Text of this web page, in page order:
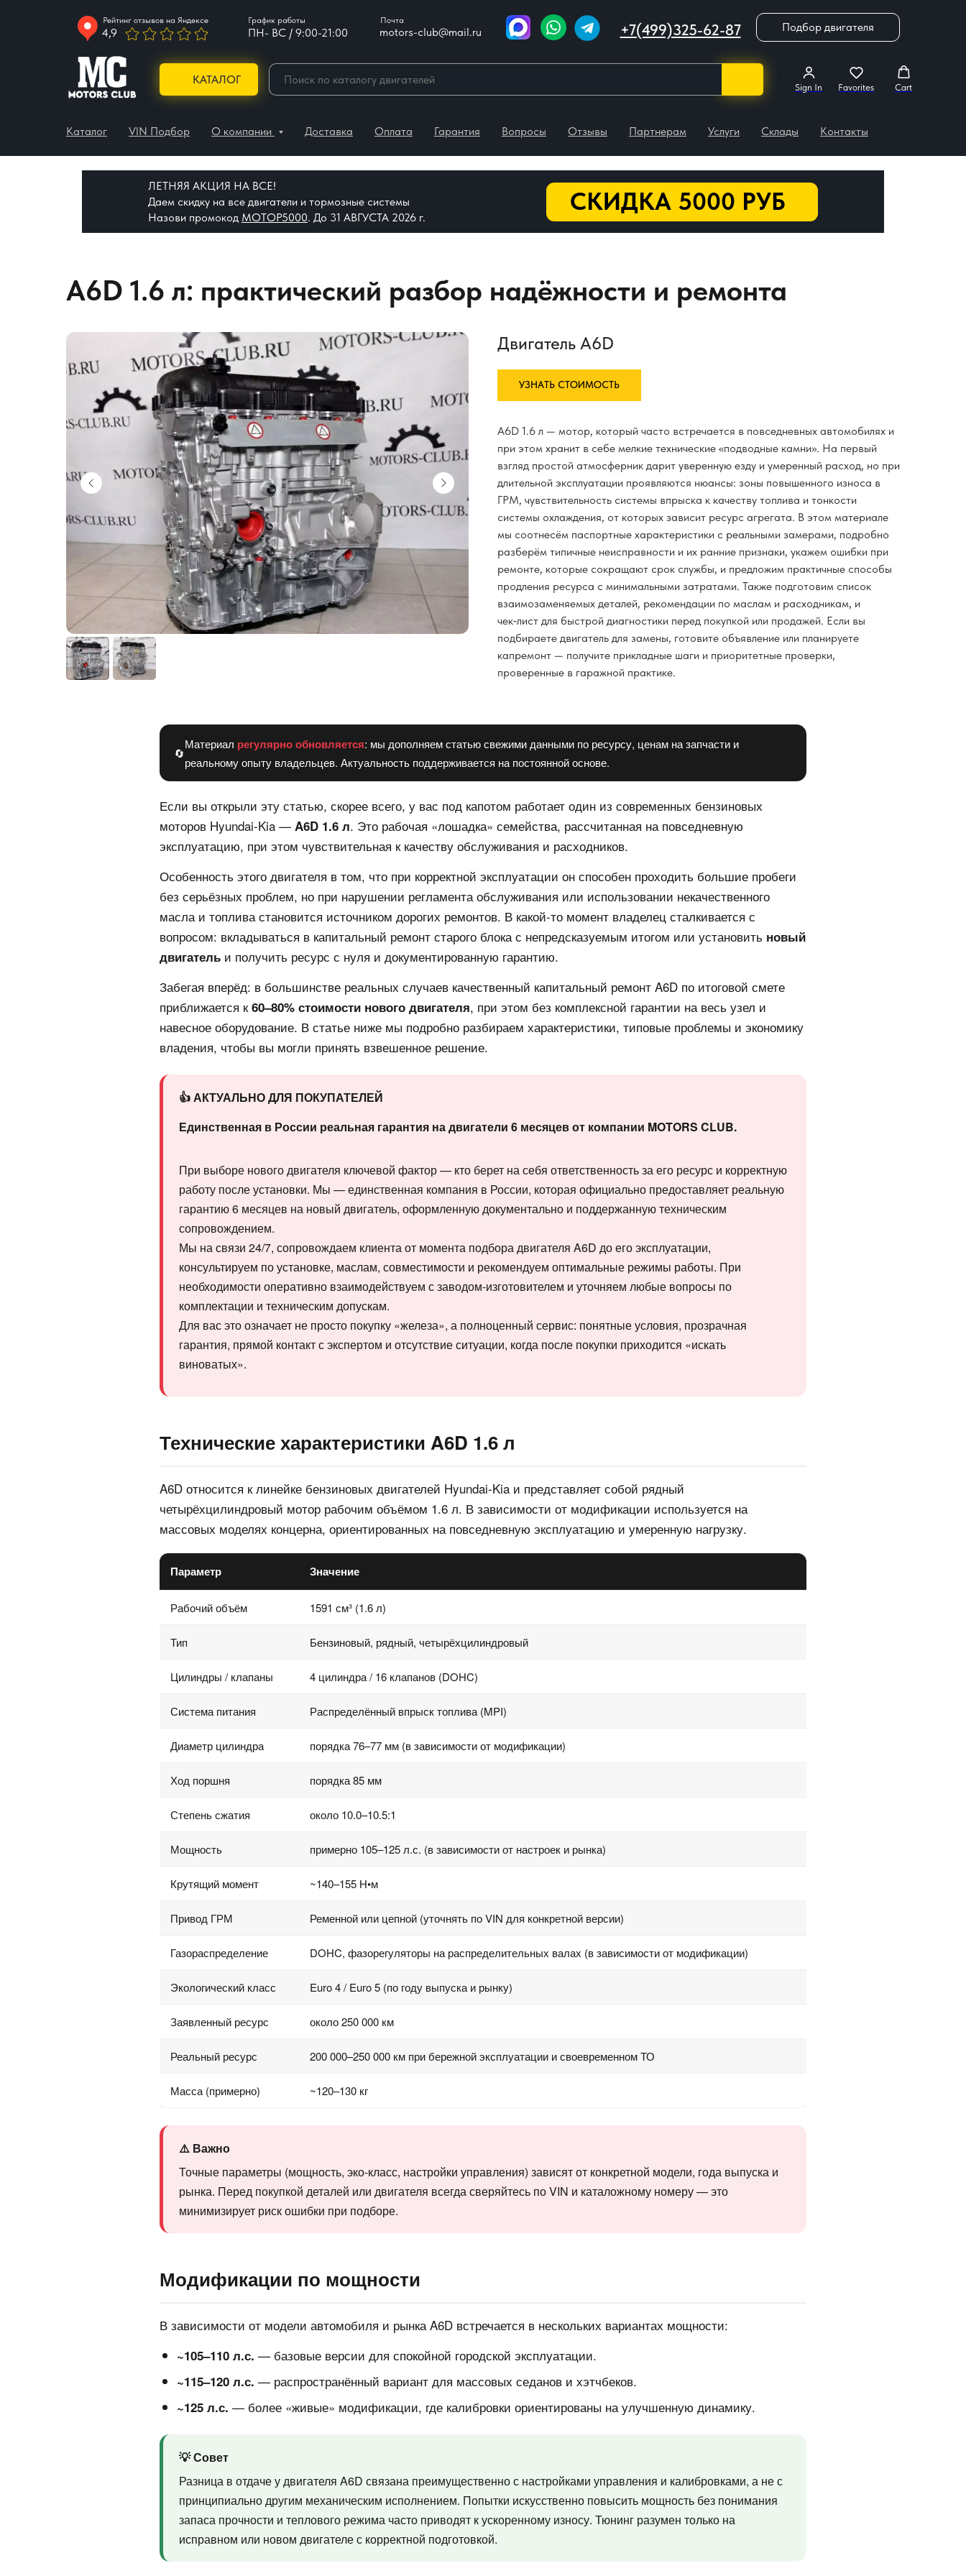
+7(499)325-62-87
ПН- ВС / 9:00-21:00
Почта
Рейтинг отзывов на Яндексе График работы
motors-club@mail.ru
4,9 Подбор двигателя
КАТАЛОГ
Sign In Favorites Cart
Каталог VIN Подбор О компании Доставка Оплата Гарантия Вопросы Отзывы Партнерам Услуги Склады Контакты
СКИДКА 5000 РУБ
ЛЕТНЯЯ АКЦИЯ НА ВСЕ!
Даем скидку на все двигатели и тормозные системы
Назови промокод МОТОР5000. До 31 АВГУСТА 2026 г.
A6D 1.6 л: практический разбор надёжности и ремонта
Двигатель A6D
УЗНАТЬ СТОИМОСТЬ
A6D 1.6 л — мотор, который часто встречается в повседневных автомобилях и
при этом хранит в себе мелкие технические «подводные камни». На первый
взгляд простой атмосферник дарит уверенную езду и умеренный расход, но при
длительной эксплуатации проявляются нюансы: зоны повышенного износа в
ГРМ, чувствительность системы впрыска к качеству топлива и тонкости
системы охлаждения, от которых зависит ресурс агрегата. В этом материале
мы соотнесём паспортные характеристики с реальными замерами, подробно
разберём типичные неисправности и их ранние признаки, укажем ошибки при
ремонте, которые сокращают срок службы, и предложим практичные способы
продления ресурса с минимальными затратами. Также подготовим список
взаимозаменяемых деталей, рекомендации по маслам и расходникам, и
чек‑лист для быстрой диагностики перед покупкой или продажей. Если вы
подбираете двигатель для замены, готовите объявление или планируете
капремонт — получите прикладные шаги и приоритетные проверки,
проверенные в гаражной практике.
🔄
Материал регулярно обновляется: мы дополняем статью свежими данными по ресурсу, ценам на запчасти и
реальному опыту владельцев. Актуальность поддерживается на постоянной основе.
Если вы открыли эту статью, скорее всего, у вас под капотом работает один из современных бензиновых
моторов Hyundai-Kia — A6D 1.6 л. Это рабочая «лошадка» семейства, рассчитанная на повседневную
эксплуатацию, при этом чувствительная к качеству обслуживания и расходников.
Особенность этого двигателя в том, что при корректной эксплуатации он способен проходить большие пробеги
без серьёзных проблем, но при нарушении регламента обслуживания или использовании некачественного
масла и топлива становится источником дорогих ремонтов. В какой-то момент владелец сталкивается с
вопросом: вкладываться в капитальный ремонт старого блока с непредсказуемым итогом или установить новый
двигатель и получить ресурс с нуля и документированную гарантию.
Забегая вперёд: в большинстве реальных случаев качественный капитальный ремонт A6D по итоговой смете
приближается к60–80% стоимости нового двигателя, при этом без комплексной гарантии на весь узел и
навесное оборудование. В статье ниже мы подробно разбираем характеристики, типовые проблемы и экономику
владения, чтобы вы могли принять взвешенное решение.
👍 АКТУАЛЬНО ДЛЯ ПОКУПАТЕЛЕЙ
Единственная в России реальная гарантия на двигатели 6 месяцев от компании MOTORS CLUB.
При выборе нового двигателя ключевой фактор — кто берет на себя ответственность за его ресурс и корректную
работу после установки. Мы — единственная компания в России, которая официально предоставляет реальную
гарантию 6 месяцев на новый двигатель, оформленную документально и поддержанную техническим
сопровождением.
Мы на связи 24/7, сопровождаем клиента от момента подбора двигателя A6D до его эксплуатации,
консультируем по установке, маслам, совместимости и рекомендуем оптимальные режимы работы. При
необходимости оперативно взаимодействуем с заводом-изготовителем и уточняем любые вопросы по
комплектации и техническим допускам.
Для вас это означает не просто покупку «железа», а полноценный сервис: понятные условия, прозрачная
гарантия, прямой контакт с экспертом и отсутствие ситуации, когда после покупки приходится «искать
виноватых».
Технические характеристики A6D 1.6 л
A6D относится к линейке бензиновых двигателей Hyundai-Kia и представляет собой рядный
четырёхцилиндровый мотор рабочим объёмом 1.6 л. В зависимости от модификации используется на
массовых моделях концерна, ориентированных на повседневную эксплуатацию и умеренную нагрузку.
Параметр Значение
Рабочий объём 1591 см³ (1.6 л)
Тип Бензиновый, рядный, четырёхцилиндровый
Цилиндры / клапаны 4 цилиндра / 16 клапанов (DOHC)
Система питания Распределённый впрыск топлива (MPI)
Диаметр цилиндра порядка 76–77 мм (в зависимости от модификации)
Ход поршня порядка 85 мм
Степень сжатия около 10.0–10.5:1
Мощность примерно 105–125 л.с. (в зависимости от настроек и рынка)
Крутящий момент ~140–155 Н•м
Привод ГРМ Ременной или цепной (уточнять по VIN для конкретной версии)
Газораспределение DOHC, фазорегуляторы на распределительных валах (в зависимости от модификации)
Экологический класс Euro 4 / Euro 5 (по году выпуска и рынку)
Заявленный ресурс около 250 000 км
Реальный ресурс 200 000–250 000 км при бережной эксплуатации и своевременном ТО
Масса (примерно) ~120–130 кг
⚠️ Важно
Точные параметры (мощность, эко-класс, настройки управления) зависят от конкретной модели, года выпуска и
рынка. Перед покупкой деталей или двигателя всегда сверяйтесь по VIN и каталожному номеру — это
минимизирует риск ошибки при подборе.
Модификации по мощности
В зависимости от модели автомобиля и рынка A6D встречается в нескольких вариантах мощности:
~105–110 л.с. — базовые версии для спокойной городской эксплуатации.
~115–120 л.с. — распространённый вариант для массовых седанов и хэтчбеков.
~125 л.с. — более «живые» модификации, где калибровки ориентированы на улучшенную динамику.
💡 Совет
Разница в отдаче у двигателя A6D связана преимущественно с настройками управления и калибровками, а не с
принципиально другим механическим исполнением. Попытки искусственно повысить мощность без понимания
запаса прочности и теплового режима часто приводят к ускоренному износу. Тюнинг разумен только на
исправном или новом двигателе с корректной подготовкой.